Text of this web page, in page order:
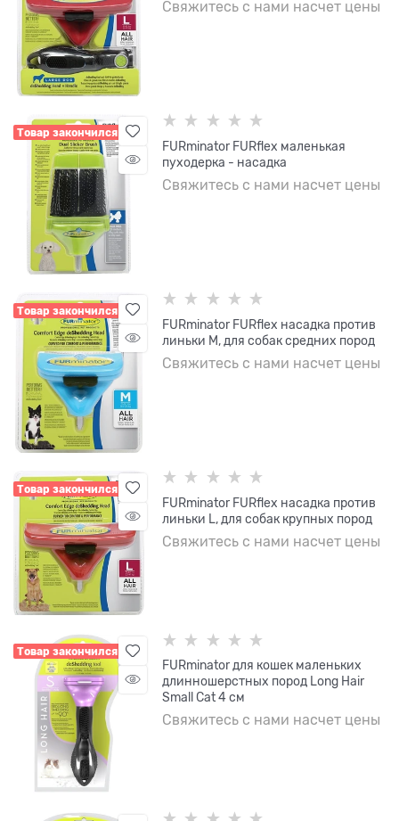
Свяжитесь с нами насчет цены
Товар закончился
FURminator FURflex маленькая
пуходерка - насадка
Свяжитесь с нами насчет цены
Товар закончился
FURminator FURflex насадка против
линьки M, для собак средних пород
Свяжитесь с нами насчет цены
Товар закончился
FURminator FURflex насадка против
линьки L, для собак крупных пород
Свяжитесь с нами насчет цены
Товар закончился
FURminator для кошек маленьких
длинношерстных пород Long Hair
Small Cat 4 см
Свяжитесь с нами насчет цены